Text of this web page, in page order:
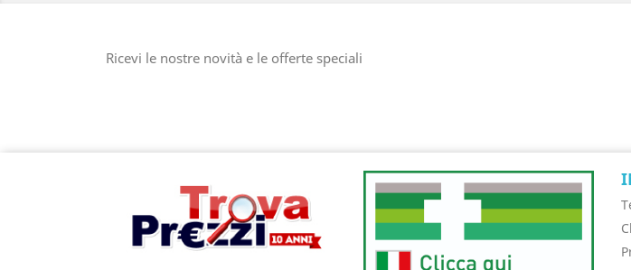
Ricevi le nostre novità e le offerte speciali